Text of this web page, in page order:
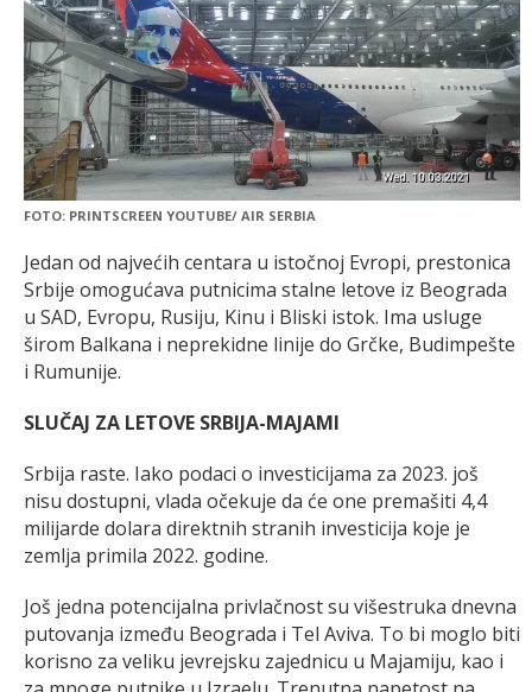
FOTO: PRINTSCREEN YOUTUBE/ AIR SERBIA
Jedan od najvećih centara u istočnoj Evropi, prestonica
Srbije omogućava putnicima stalne letove iz Beograda
u SAD, Evropu, Rusiju, Kinu i Bliski istok. Ima usluge
širom Balkana i neprekidne linije do Grčke, Budimpešte
i Rumunije.
SLUČAJ ZA LETOVE SRBIJA-MAJAMI
Srbija raste. Iako podaci o investicijama za 2023. još
nisu dostupni, vlada očekuje da će one premašiti 4,4
milijarde dolara direktnih stranih investicija koje je
zemlja primila 2022. godine.
Još jedna potencijalna privlačnost su višestruka dnevna
putovanja između Beograda i Tel Aviva. To bi moglo biti
korisno za veliku jevrejsku zajednicu u Majamiju, kao i